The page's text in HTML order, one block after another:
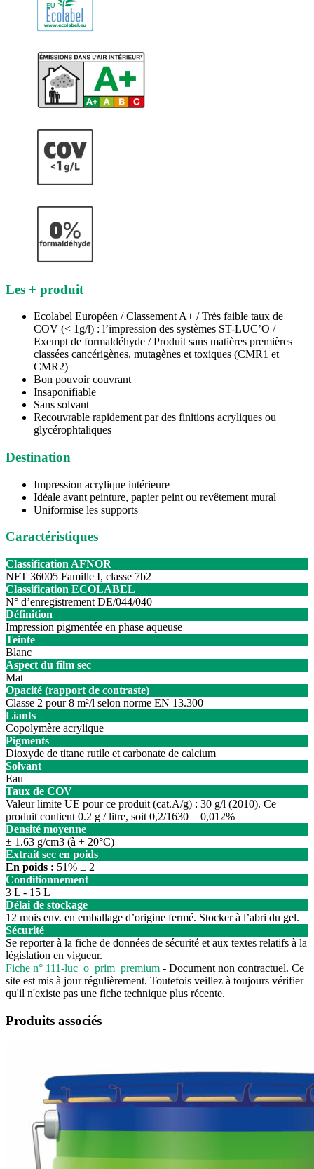
Les + produit
Ecolabel Européen / Classement A+ / Très faible taux de
COV (< 1g/l) : l’impression des systèmes ST-LUC’O /
Exempt de formaldéhyde / Produit sans matières premières
classées cancérigènes, mutagènes et toxiques (CMR1 et
CMR2)
Bon pouvoir couvrant
Insaponifiable
Sans solvant
Recouvrable rapidement par des finitions acryliques ou
glycérophtaliques
Destination
Impression acrylique intérieure
Idéale avant peinture, papier peint ou revêtement mural
Uniformise les supports
Caractéristiques
Classification AFNOR
NFT 36005 Famille I, classe 7b2
Classification ECOLABEL
N° d’enregistrement DE/044/040
Définition
Impression pigmentée en phase aqueuse
Teinte
Blanc
Aspect du film sec
Mat
Opacité (rapport de contraste)
Classe 2 pour 8 m²/l selon norme EN 13.300
Liants
Copolymère acrylique
Pigments
Dioxyde de titane rutile et carbonate de calcium
Solvant
Eau
Taux de COV
Valeur limite UE pour ce produit (cat.A/g) : 30 g/l (2010). Ce
produit contient 0.2 g / litre, soit 0,2/1630 = 0,012%
Densité moyenne
± 1.63 g/cm3 (à + 20°C)
Extrait sec en poids
En poids : 51% ± 2
Conditionnement
3 L - 15 L
Délai de stockage
12 mois env. en emballage d’origine fermé. Stocker à l’abri du gel.
Sécurité
Se reporter à la fiche de données de sécurité et aux textes relatifs à la
législation en vigueur.
Fiche n° 111-luc_o_prim_premium - Document non contractuel. Ce
site est mis à jour régulièrement. Toutefois veillez à toujours vérifier
qu'il n'existe pas une fiche technique plus récente.
Produits associés